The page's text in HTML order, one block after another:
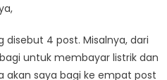
disebut 4 post. Misalnya, dari
untuk membayar listrik dan
akan saya bagi ke empat post